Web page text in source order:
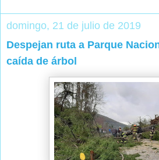
domingo, 21 de julio de 2019
Despejan ruta a Parque
caída de árbol